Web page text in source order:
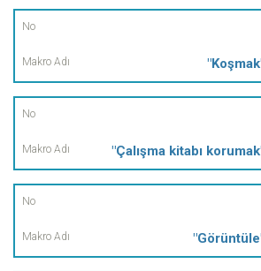
"Çalışma kitabı